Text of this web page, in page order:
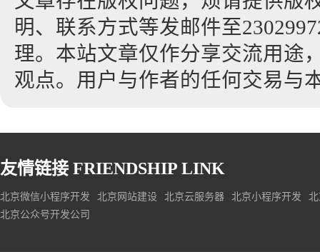
明、联系方式等发邮件至
理。本站文章仅作分享交流用途
观点。用户与作者的任何交易与
友情链接 FRIENDSHIP LINK
北京微信小程序开发 北京网站建设 北京云服务器 北京小程序开发
北京公众号开发公司